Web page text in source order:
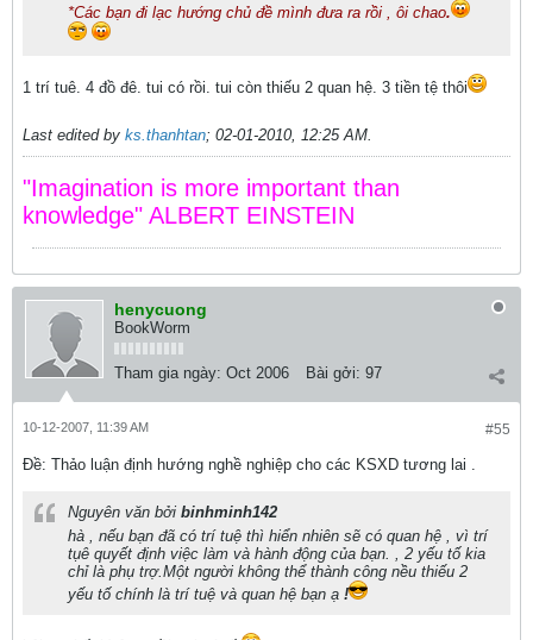
*Các bạn đi lạc hướng chủ đề mình đưa ra rồi , ôi chao.
1 trí tuê. 4 đồ đê. tui có rồi. tui còn thiếu 2 quan hệ. 3 tiền tệ thôi
Last edited by ks.thanhtan; 02-01-2010, 12:25 AM.
"Imagination is more important than
knowledge" ALBERT EINSTEIN
henycuong
BookWorm
Tham gia ngày: Oct 2006 Bài gởi: 97
#55
10-12-2007, 11:39 AM
Ðề: Thảo luận định hướng nghề nghiệp cho các KSXD tương lai .
Nguyên văn bởi binhminh142
hà , nếu bạn đã có trí tuệ thì hiển nhiên sẽ có quan hệ , vì trí
tụê quyết định việc làm và hành động của bạn. , 2 yếu tố kia
chỉ là phụ trợ.Một người không thể thành công nều thiếu 2
yếu tố chính là trí tuệ và quan hệ bạn ạ !